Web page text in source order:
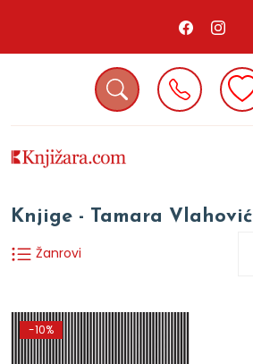
Knjige - Tamara Vlahović
Žanrovi
-10%